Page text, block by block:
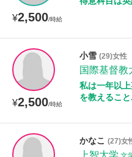
¥2,500/時給
¥2,500/時給
小雪 (29)女性
国際基督教
私は一年以
を教えるこ
かなこ (27)女
上智大学